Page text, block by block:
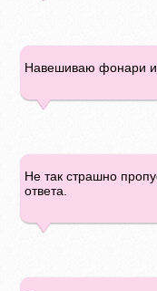
Hавешиваю фонари
Не так страшно
ответа.